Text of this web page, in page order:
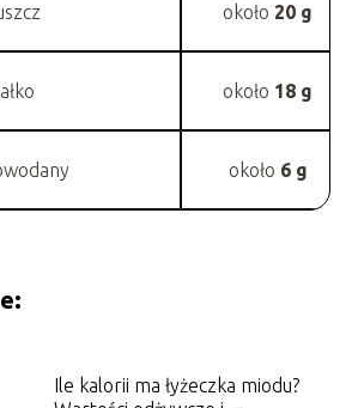
około 20 g
około 18 g
około 6 g
Ile kalorii ma łyżeczka miodu?